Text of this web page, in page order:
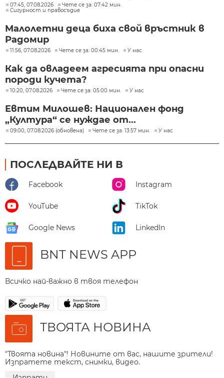
07:45, 07.08.2026
Чете се за: 07:42 мин.
Сигурност и правосъдие
Малолетни деца биха свой връстник в
Радомир
11:56, 07.08.2026 Чете се за: 00:45 мин. У нас
Как да овладеем агресията при опасни
породи кучета?
10:20, 07.08.2026 Чете се за: 05:00 мин. У нас
Евтим Милошев: Национален фонд
„Култура“ се нуждае от...
09:00, 07.08.2026 (обновена) Чете се за: 13:57 мин. У нас
ПОСЛЕДВАЙТЕ НИ В
Facebook Instagram
YouTube TikTok
Google News LinkedIn
BNT NEWS APP
Всичко най-важно в твоя телефон
ТВОЯТА НОВИНА
"Твоята новина"! Новините от вас, нашите зрители!
Изпратете текст, снимки, видео.